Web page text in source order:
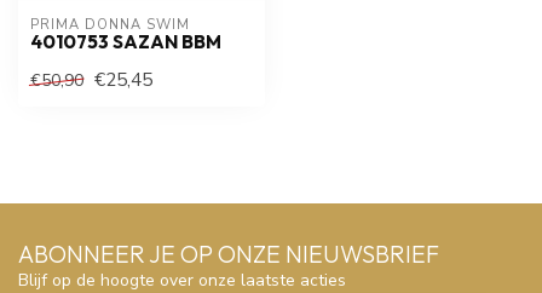
PRIMA DONNA SWIM
4010753 SAZAN BBM
€50,90 €25,45
ABONNEER JE OP ONZE NIEUWSBRIEF
Blijf op de hoogte over onze laatste acties